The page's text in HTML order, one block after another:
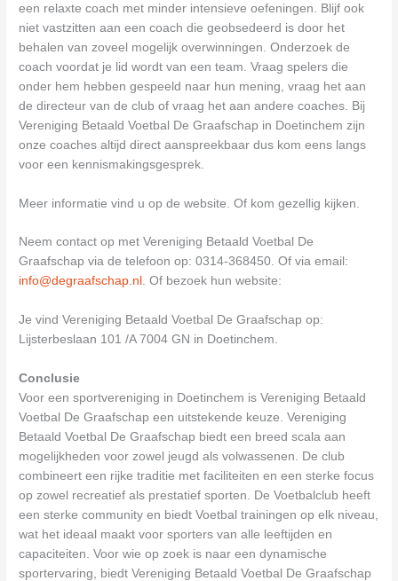
een relaxte coach met minder intensieve oefeningen. Blijf ook
niet vastzitten aan een coach die geobsedeerd is door het
behalen van zoveel mogelijk overwinningen. Onderzoek de
coach voordat je lid wordt van een team. Vraag spelers die
onder hem hebben gespeeld naar hun mening, vraag het aan
de directeur van de club of vraag het aan andere coaches. Bij
Vereniging Betaald Voetbal De Graafschap in Doetinchem zijn
onze coaches altijd direct aanspreekbaar dus kom eens langs
voor een kennismakingsgesprek.
Meer informatie vind u op de website. Of kom gezellig kijken.
Neem contact op met Vereniging Betaald Voetbal De
Graafschap via de telefoon op: 0314-368450. Of via email:
info@degraafschap.nl . Of bezoek hun website:
Je vind Vereniging Betaald Voetbal De Graafschap op:
Lijsterbeslaan 101 /A 7004 GN in Doetinchem.
Conclusie
Voor een sportvereniging in Doetinchem is Vereniging Betaald
Voetbal De Graafschap een uitstekende keuze. Vereniging
Betaald Voetbal De Graafschap biedt een breed scala aan
mogelijkheden voor zowel jeugd als volwassenen. De club
combineert een rijke traditie met faciliteiten en een sterke focus
op zowel recreatief als prestatief sporten. De Voetbalclub heeft
een sterke community en biedt Voetbal trainingen op elk niveau,
wat het ideaal maakt voor sporters van alle leeftijden en
capaciteiten. Voor wie op zoek is naar een dynamische
sportervaring, biedt Vereniging Betaald Voetbal De Graafschap